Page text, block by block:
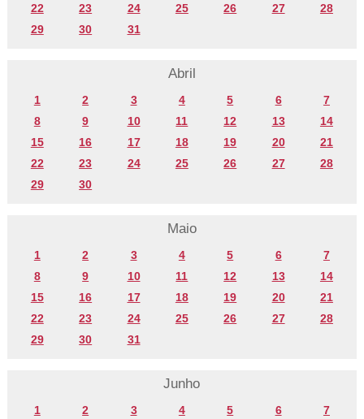
22
23 24 25 26 27
28
29
30 31
Abril
1 2 3 4 5 6
7
8
9 10 11 12 13
14
15
16 17 18 19 20
21
22
23 24 25 26 27
28
29
30
Maio
1 2 3 4 5 6
7
8
9 10 11 12 13
14
15
16 17 18 19 20
21
22
23 24 25 26 27
28
29
30 31
Junho
1 2 3 4 5 6
7